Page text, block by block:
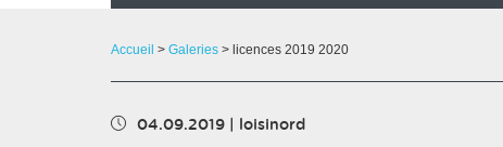
Accueil > Galeries > licences 2019 2020
04.09.2019 loisinord